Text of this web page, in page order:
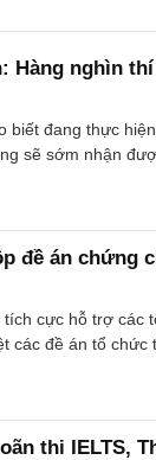
Hàng nghìn
biết đang thực
sẽ sớm nhận
đề án chứng
tích cực hỗ trợ các
các đề án tổ
thi IELTS,